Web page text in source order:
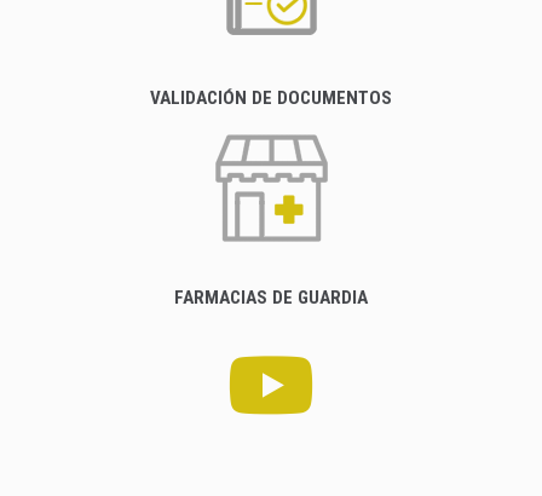
VALIDACIÓN DE DOCUMENTOS
FARMACIAS DE GUARDIA